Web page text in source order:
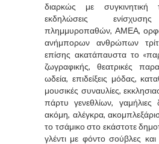
διαρκώς με συγκινητική
εκδηλώσεις
πλημμυροπαθών, ΑΜΕΑ,
ανήμπορων ανθρώπων
επίσης ακατάπαυστα το
ζωγραφικής, θεατρικές
ωδεία, επιδείξεις μόδας,
μουσικές συναυλίες,
πάρτυ γενεθλίων, γαμήλιες
ακόμη, αλέγκρα,
το τσάμικο στο εκάστοτε
γλέντι με φόντο σούβλες